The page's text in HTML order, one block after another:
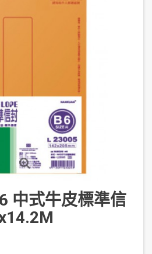
中式牛皮標準信